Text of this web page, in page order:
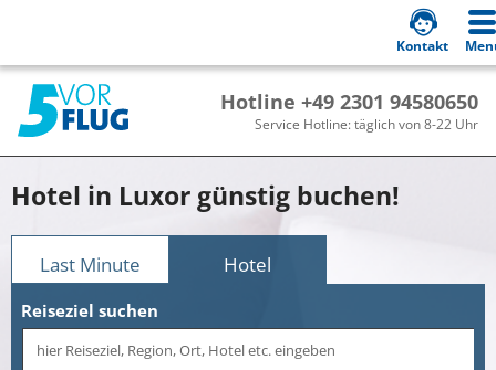
Hotline +49 2301 94580650
Service Hotline: täglich von 8-22 Uhr
Kontakt
Hotel in Luxor günstig buchen!
Last Minute Hotel
Reiseziel suchen